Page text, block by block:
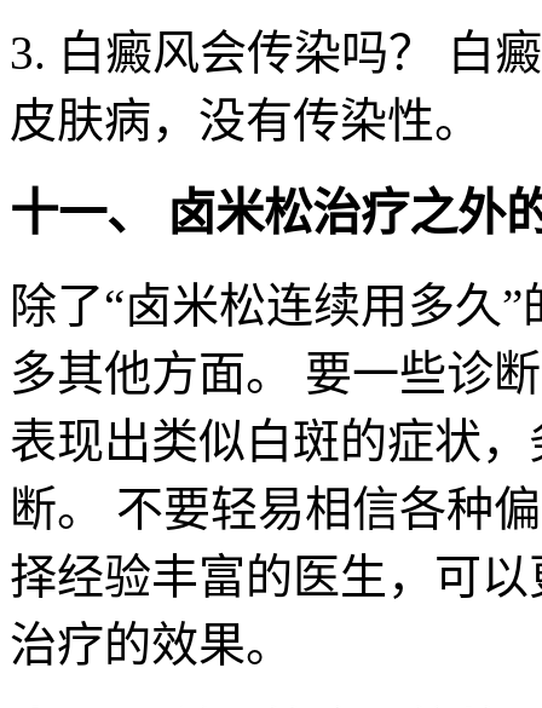
3. 白癜风会传染吗？ 白
皮肤病，没有传染性。
十一、 卤米松治疗之外
除了“卤米松连续用多久
多其他方面。 要一些诊
表现出类似白斑的症状
断。 不要轻易相信各种
择经验丰富的医生，可
治疗的效果。